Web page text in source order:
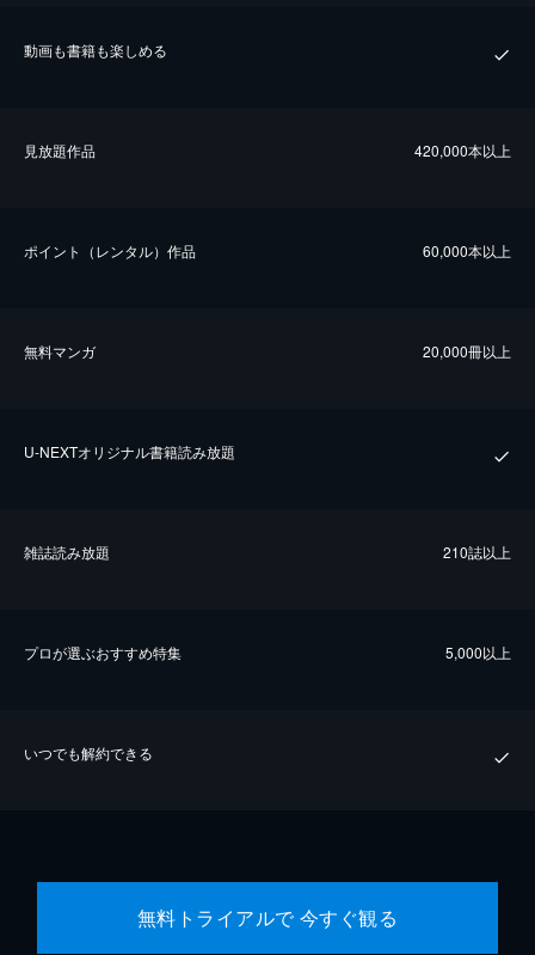
動画も書籍も楽しめる
⾒放題作品 420,000本以上
ポイント（レンタル）作品 60,000本以上
無料マンガ 20,000冊以上
U-NEXTオリジナル書籍読み放題
雑誌読み放題 210誌以上
プロが選ぶおすすめ特集 5,000以上
いつでも解約できる
無料トライアルで 今すぐ観る